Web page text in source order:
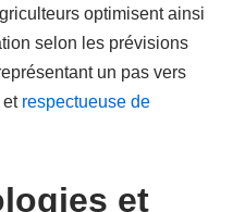
optimisent ainsi
selon les prévisions
un pas vers
et respectueuse de
et